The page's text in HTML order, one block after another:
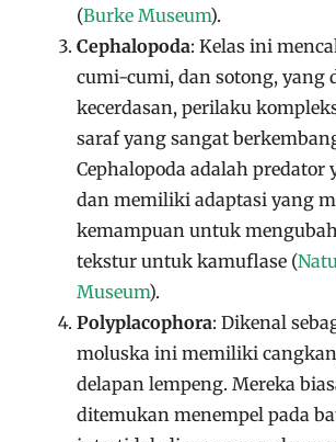
(Burke Museum)​.
Cephalopoda: Kelas ini
cumi-cumi, dan sotong, yang
kecerdasan, perilaku
saraf yang sangat
Cephalopoda adalah predator
dan memiliki adaptasi yang
kemampuan untuk
tekstur untuk kamuflase​ (
Museum)​.
Polyplacophora: Dikenal
moluska ini memiliki
delapan lempeng. Mereka
ditemukan menempel pada